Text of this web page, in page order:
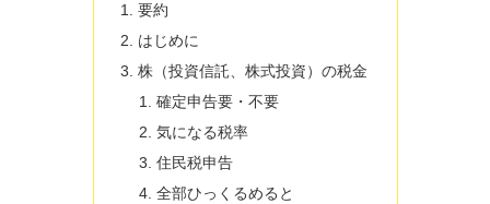
要約
はじめに
株（投資信託、株式投資）の税金
確定申告要・不要
気になる税率
住民税申告
全部ひっくるめると